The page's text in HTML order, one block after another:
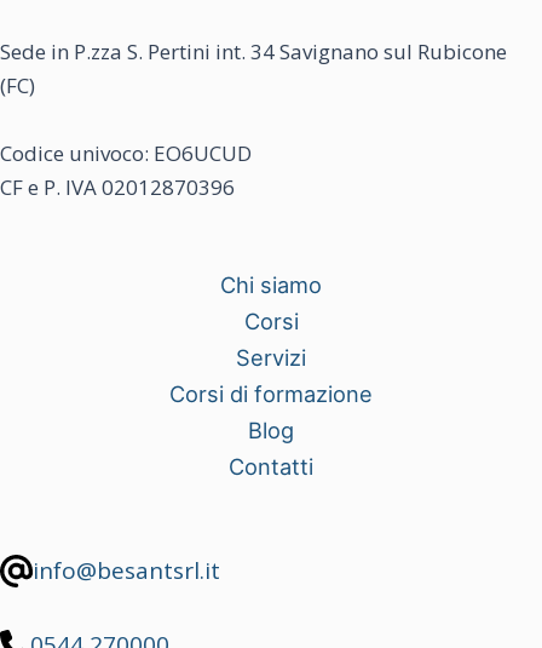
Sede in P.zza S. Pertini int. 34 Savignano sul Rubicone
(FC)
Codice univoco: EO6UCUD
CF e P. IVA 02012870396
Chi siamo
Corsi
Servizi
Corsi di formazione
Blog
Contatti
info@besantsrl.it